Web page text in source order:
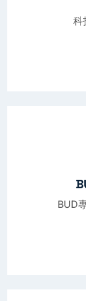
科
BUD